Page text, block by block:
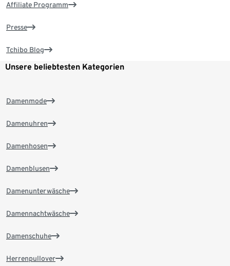
Affiliate Programm
Presse
Tchibo Blog
Unsere beliebtesten Kategorien
Damenmode
Damenuhren
Damenhosen
Damenblusen
Damenunterwäsche
Damennachtwäsche
Damenschuhe
Herrenpullover